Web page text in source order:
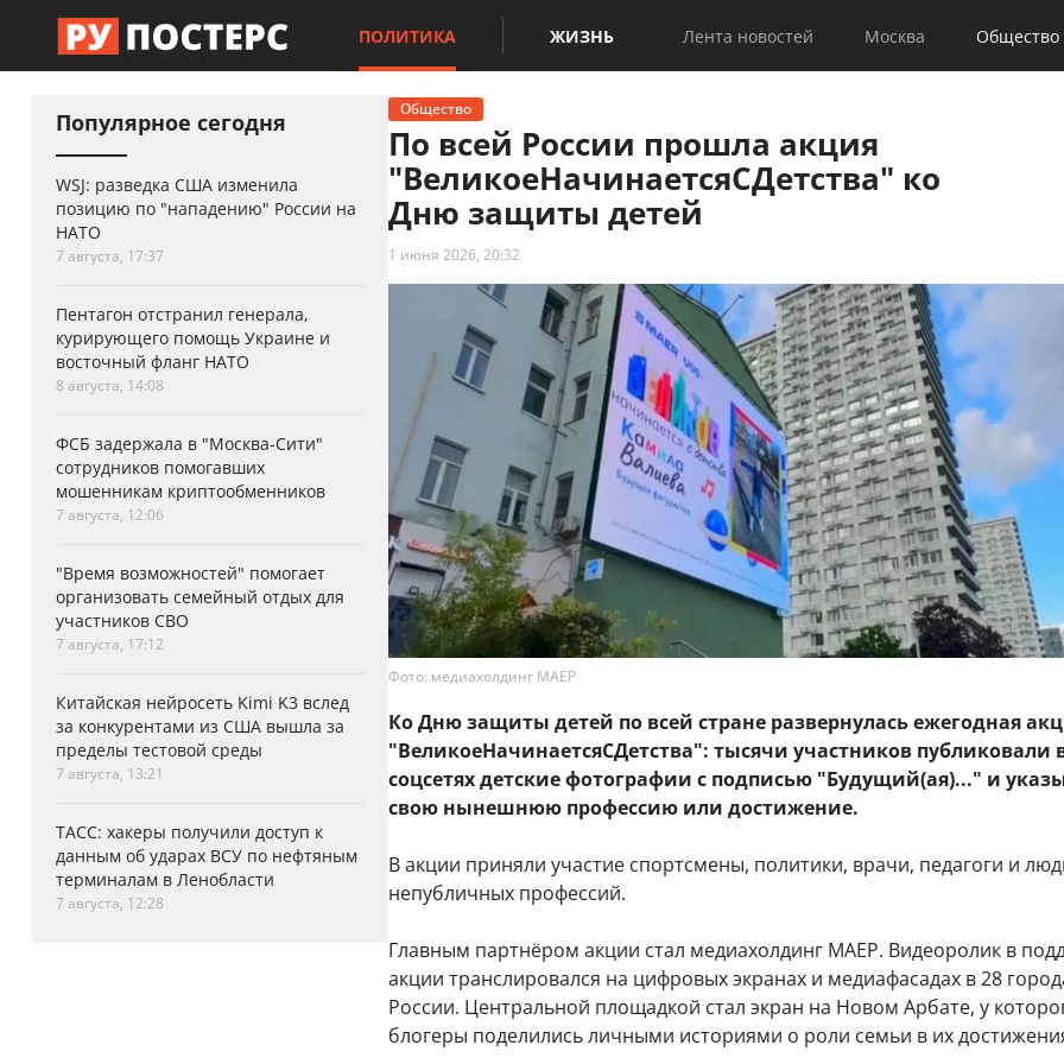
ПОЛИТИКА ЖИЗНЬ Лента новостей Москва Общество
Популярное сегодня
WSJ: разведка США изменила
позицию по "нападению" России на
НАТО
7 августа, 17:37
Пентагон отстранил генерала,
курирующего помощь Украине и
восточный фланг НАТО
8 августа, 14:08
ФСБ задержала в "Москва-Сити"
сотрудников помогавших
мошенникам криптообменников
7 августа, 12:06
"Время возможностей" помогает
организовать семейный отдых для
участников СВО
7 августа, 17:12
Китайская нейросеть Kimi K3 вслед
за конкурентами из США вышла за
пределы тестовой среды
7 августа, 13:21
ТАСС: хакеры получили доступ к
данным об ударах ВСУ по нефтяным
терминалам в Ленобласти
7 августа, 12:28
Общество
По всей России прошла акция
"ВеликоеНачинаетсяСДетства" ко
Дню защиты детей
1 июня 2026, 20:32
Фото: медиахолдинг МАЕР
Ко Дню защиты детей по всей стране развернулась ежегодная
"ВеликоеНачинаетсяСДетства": тысячи участников публиковали
соцсетях детские фотографии с подписью "Будущий(ая)..." и
свою нынешнюю профессию или достижение.
В акции приняли участие спортсмены, политики, врачи, педагоги и
непубличных профессий.
Главным партнёром акции стал медиахолдинг МАЕР. Видеоролик в
акции транслировался на цифровых экранах и медиафасадах в 28
России. Центральной площадкой стал экран на Новом Арбате, у
блогеры поделились личными историями о роли семьи в их